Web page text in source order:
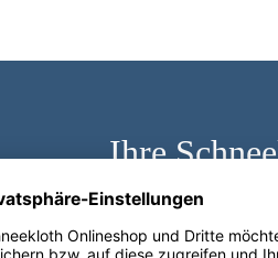
Ihre
kostenfreie
perfekte